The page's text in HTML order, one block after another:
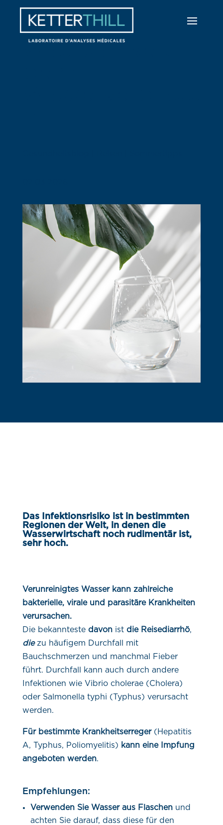
Das Infektionsrisiko ist in bestimmten
Regionen der Welt, in denen die
Wasserwirtschaft noch rudimentär ist,
sehr hoch.
Verunreinigtes Wasser kann zahlreiche
bakterielle, virale und parasitäre Krankheiten
verursachen.
Die bekannteste davonist die Reisediarrhö,
die zu häufigem Durchfall mit
Bauchschmerzen und manchmal Fieber
führt. Durchfall kann auch durch andere
Infektionen wie Vibrio cholerae (Cholera)
oder Salmonella typhi (Typhus) verursacht
werden.
Für bestimmte Krankheitserreger (Hepatitis
A, Typhus, Poliomyelitis) kann eine Impfung
angeboten werden.
Empfehlungen:
Verwenden Sie Wasser aus Flaschenund
achten Sie darauf, dass diese für den